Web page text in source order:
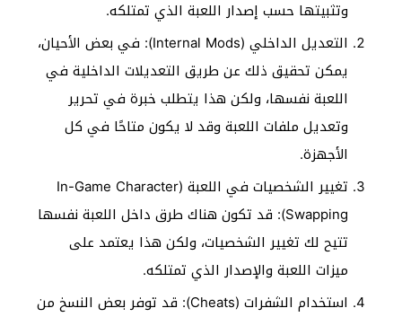
وتثبيتها حسب إصدار اللعبة الذي تمتلكه.
التعديل الداخلي (Internal Mods): في بعض الأحيان،
يمكن تحقيق ذلك عن طريق التعديلات الداخلية في
اللعبة نفسها، ولكن هذا يتطلب خبرة في تحرير
وتعديل ملفات اللعبة وقد لا يكون متاحًا في كل
الأجهزة.
تغيير الشخصيات في اللعبة (In-Game Character
Swapping): قد تكون هناك طرق داخل اللعبة نفسها
تتيح لك تغيير الشخصيات، ولكن هذا يعتمد على
ميزات اللعبة والإصدار الذي تمتلكه.
استخدام الشفرات (Cheats): قد توفر بعض النسخ من